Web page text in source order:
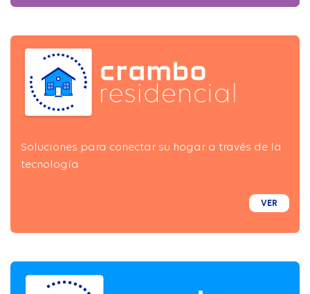
Soluciones para conectar su hogar a través de la
tecnología
VER